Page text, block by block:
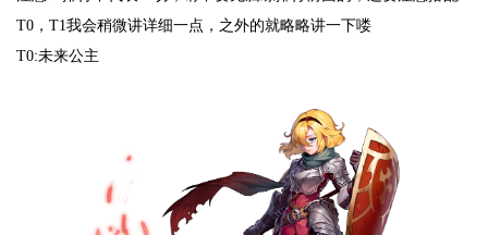
T0，T1我会稍微讲详细一点，之外的就略略讲一下喽
T0:未来公主